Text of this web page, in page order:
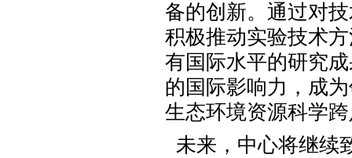
备的创新。通过对
积极推动实验技术
有国际水平的研究
的国际影响力，成
生态环境资源科学
未来，中心将继续